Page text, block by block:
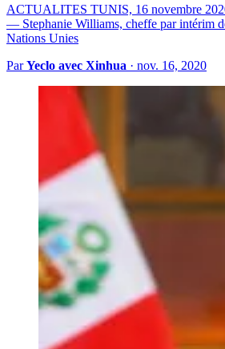
ACTUALITES TUNIS, 16 novembre
— Stephanie Williams, cheffe par intérim
Nations Unies
ParYeclo avec Xinhua · nov. 16, 2020